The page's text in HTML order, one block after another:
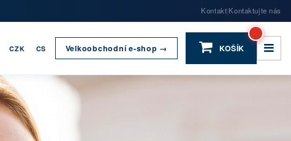
Kontakt|Kontaktujte nás
CZK CS Velkoobchodní e-shop → KOŠÍK